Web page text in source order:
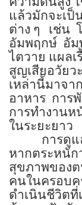
แล้วมักจะเป็
ต่าง ๆ เช่น
อัมพฤกษ์ อัม
ไตวาย แผลเ
สูญเสียอวัยว
เหล่านี้มาจา
อาหาร การ
การทำงานห
ในระยะยาว
การดูแลต
หากตระหนัก
สุขภาพของต
คนในครอบค
ดำเนินชีวิตที่